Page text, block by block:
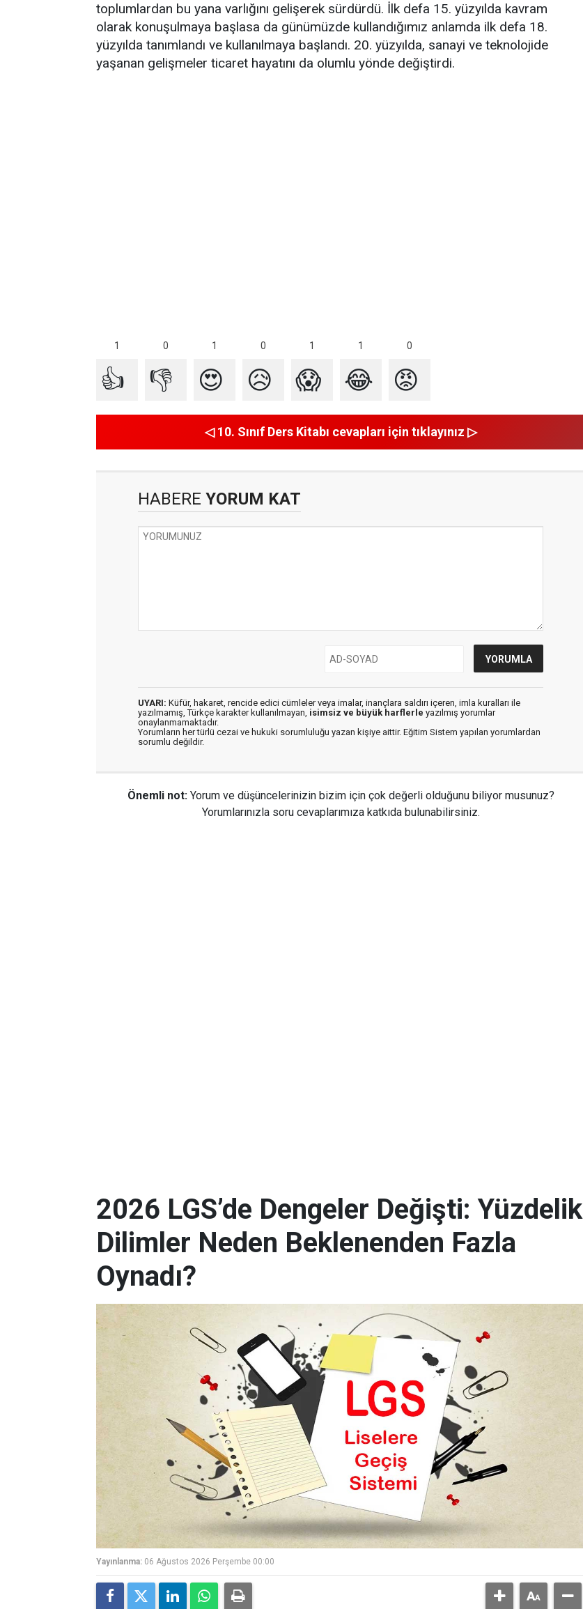
toplumlardan bu yana varlığını gelişerek sürdürdü. İlk defa 15. yüzyılda kavram
olarak konuşulmaya başlasa da günümüzde kullandığımız anlamda ilk defa 18.
yüzyılda tanımlandı ve kullanılmaya başlandı. 20. yüzyılda, sanayi ve teknolojide
yaşanan gelişmeler ticaret hayatını da olumlu yönde değiştirdi.
1 0 1 0 1 1 0
👍 👎 😍 😥 😱 😂 😡
◁ 10. Sınıf Ders Kitabı cevapları için tıklayınız ▷
HABERE YORUM KAT
UYARI: Küfür, hakaret, rencide edici cümleler veya imalar, inançlara saldırı içeren, imla kuralları ile
yazılmamış, Türkçe karakter kullanılmayan, isimsiz ve büyük harflerle yazılmış yorumlar
onaylanmamaktadır.
Yorumların her türlü cezai ve hukuki sorumluluğu yazan kişiye aittir. Eğitim Sistem yapılan yorumlardan
sorumlu değildir.
Önemli not: Yorum ve düşüncelerinizin bizim için çok değerli olduğunu biliyor musunuz?
Yorumlarınızla soru cevaplarımıza katkıda bulunabilirsiniz.
2026 LGS’de Dengeler Değişti: Yüzdelik
Dilimler Neden Beklenenden Fazla
Oynadı?
Yayınlanma: 06 Ağustos 2026 Perşembe 00:00